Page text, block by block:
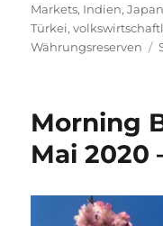
Markets, Indien,
Türkei,
Währungsreserven
Morning
Mai 2020